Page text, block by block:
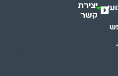
יצירת
קשר